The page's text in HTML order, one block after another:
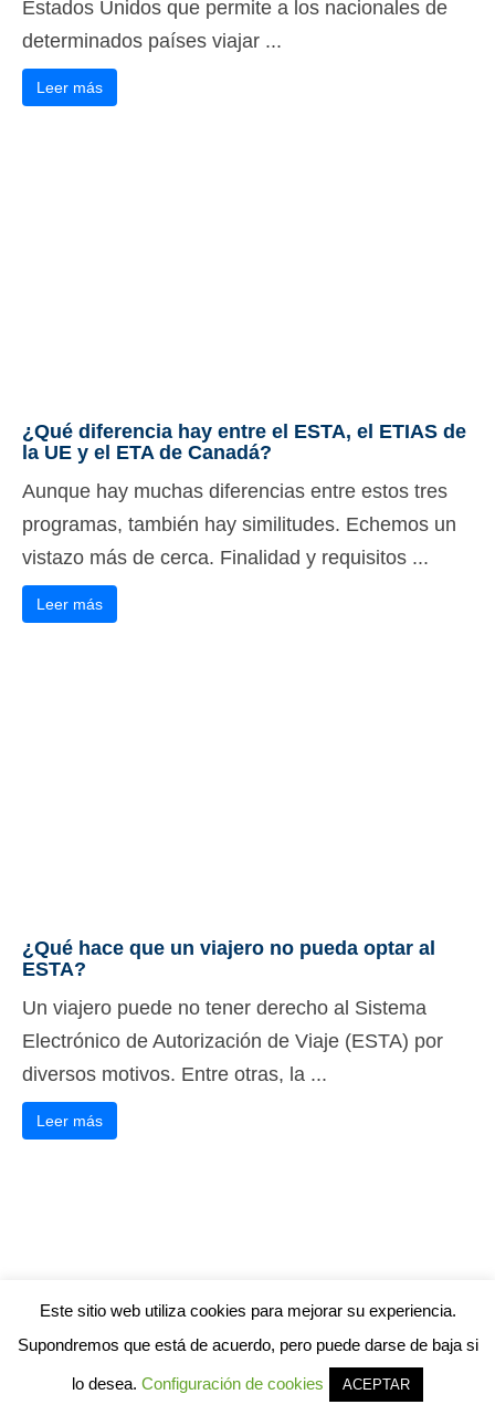
Estados Unidos que permite a los nacionales de
determinados países viajar ...
Leer más
¿Qué diferencia hay entre el ESTA, el ETIAS de
la UE y el ETA de Canadá?
Aunque hay muchas diferencias entre estos tres
programas, también hay similitudes. Echemos un
vistazo más de cerca. Finalidad y requisitos ...
Leer más
¿Qué hace que un viajero no pueda optar al
ESTA?
Un viajero puede no tener derecho al Sistema
Electrónico de Autorización de Viaje (ESTA) por
diversos motivos. Entre otras, la ...
Leer más
Este sitio web utiliza cookies para mejorar su experiencia.
Supondremos que está de acuerdo, pero puede darse de baja si
lo desea. Configuración de cookies ACEPTAR